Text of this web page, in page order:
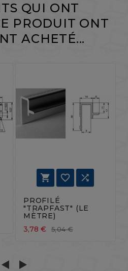
QUI ONT
PRODUIT ONT
ACHETÉ...
  
PROFILÉ
"TRAPFAST" (LE
MÈTRE)
3,78 €
5,04 €